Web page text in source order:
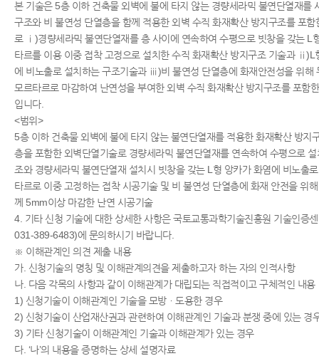
본 기술은 5층 이하 건축물 외벽에 불에 타지 않는 경량세라믹 불연단열재를
구조와 비 불연성 단열층을 함께 적용한 외벽 수직 화재확산 방지구조를 포함
로 ⅰ)경량세라믹 불연단열재를 층 사이에 연속하여 수평으로 빗창을 갖는 L
타르를 이용 이중 접착 고정으로 설치한 수직 화재확산 방지구조 기술과 ⅱ)L
에 비노출로 설치하는 구조기술과 ⅲ)비 불연성 단열층에 화재안전성을 위해
모르타르로 마감하여 난연성을 부여한 외벽 수직 화재확산 방지구조를 포함
입니다.
<범위>
5층 이하 건축물 외벽에 불에 타지 않는 불연단열재를 적용한 화재확산 방지
층을 포함한 외벽단열기술로 경량세라믹 불연단열재를 연속하여 수평으로
조와 경량세라믹 불연단열재 설치시 빗창을 갖는 L형 앙카가 화염에 비노출
타르로 이중 고정하는 접착 시공기술 및 비 불연성 단열층에 화재 안전을 위
께 5mm이상 마감한 난연 시공기술
4. 기타 신청 기술에 대한 상세한 사항은 국토교통과학기술진흥원 기술인증
031-389-6483)에 문의하시기 바랍니다.
※ 이해관계인 의견 제출 내용
가. 신청기술의 명칭 및 이해관계의견을 제출하고자 하는 자의 인적사항
나. 다음 각목의 사항과 같이 이해관계가 대립되는 직접적이고 구체적인 내용
1) 신청기술이 이해관계인 기술을 모방ㆍ도용한 경우
2) 신청기술이 산업재산권과 관련하여 이해관계인 기술과 분쟁 중에 있는 경
3) 기타 신청기술이 이해관계인 기술과 이해관계가 있는 경우
다. ‘나’의 내용을 증명하는 상세 설명자료